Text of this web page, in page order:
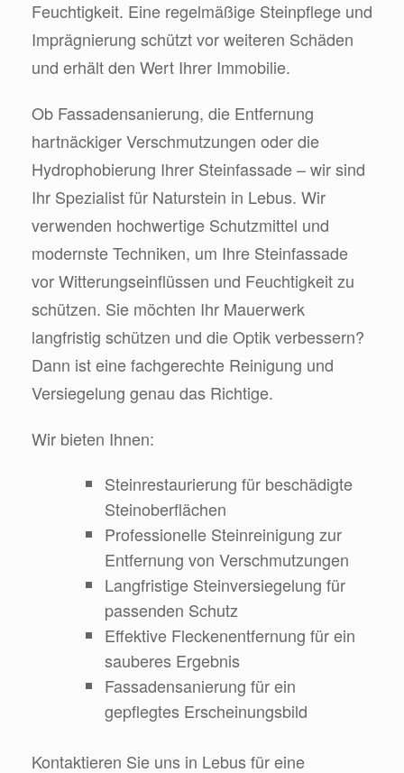
Feuchtigkeit. Eine regelmäßige Steinpflege und
Imprägnierung schützt vor weiteren Schäden
und erhält den Wert Ihrer Immobilie.
Ob Fassadensanierung, die Entfernung
hartnäckiger Verschmutzungen oder die
Hydrophobierung Ihrer Steinfassade – wir sind
Ihr Spezialist für Naturstein in Lebus. Wir
verwenden hochwertige Schutzmittel und
modernste Techniken, um Ihre Steinfassade
vor Witterungseinflüssen und Feuchtigkeit zu
schützen. Sie möchten Ihr Mauerwerk
langfristig schützen und die Optik verbessern?
Dann ist eine fachgerechte Reinigung und
Versiegelung genau das Richtige.
Wir bieten Ihnen:
Steinrestaurierung für beschädigte
Steinoberflächen
Professionelle Steinreinigung zur
Entfernung von Verschmutzungen
Langfristige Steinversiegelung für
passenden Schutz
Effektive Fleckenentfernung für ein
sauberes Ergebnis
Fassadensanierung für ein
gepflegtes Erscheinungsbild
Kontaktieren Sie uns in Lebus für eine